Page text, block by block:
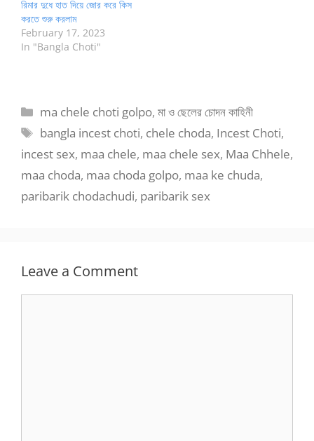
রিমার দুধে হাত দিয়ে জোর করে কিস
করতে শুরু করলাম
February 17, 2023
In "Bangla Choti"
Categories
ma chele choti golpo,মা ও ছেলের চোদন কাহিনী
Tags
bangla incest choti, chele choda, Incest Choti,
incest sex, maa chele, maa chele sex, Maa Chhele,
maa choda, maa choda golpo, maa ke chuda,
paribarik chodachudi, paribarik sex
Leave a Comment